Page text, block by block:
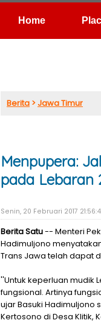
Places
Berita >Jawa Timur
Menpupera:
pada Lebaran
Senin, 20 Februari 2017
Berita Satu-- Menteri
Hadimuljono
Trans Jawa telah dapat
''Untuk keperluan mudik
fungsional. Artinya
ujar Basuki Hadimuljono
Kertosono di Desa Klitik,